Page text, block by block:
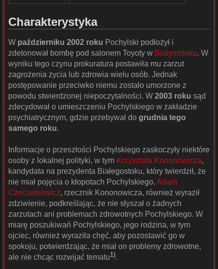
Charakterystyka
W październiku 2002 roku Pochylski podłożył i
zdetonował bombę pod salonem Toyoty w Białymstoku. W
wyniku tego czynu prokuratura postawiła mu zarzut
zagrożenia życia lub zdrowia wielu osób. Jednak
postępowanie przeciwko niemu zostało umorzone z
powodu stwierdzonej niepoczytalności. W 2003 roku sąd
zdecydował o umieszczeniu Pochylskiego w zakładzie
psychiatrycznym, gdzie przebywał do grudnia tego
samego roku.
Informacje o przeszłości Pochylskiego zaskoczyły niektóre
osoby z lokalnej polityki, w tym Krzysztofa Kononowicza,
kandydata na prezydenta Białegostoku, który twierdził, że
nie miał pojęcia o kłopotach Pochylskiego. Adam
Czeczetkowicz, rzecznik Kononowicza, również wyraził
zdziwienie, podkreślając, że nie słyszał o żadnych
zarzutach ani problemach zdrowotnych Pochylskiego. W
miarę poszukiwań Pochylskiego, jego rodzina, w tym
ojciec, również wyraziła chęć, aby pozostawić go w
spokoju, potwierdzając, że miał on problemy zdrowotne,
ale nie chcąc rozwijać tematu1).